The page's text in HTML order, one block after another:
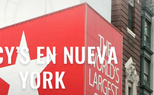
EN NUEVA
YORK